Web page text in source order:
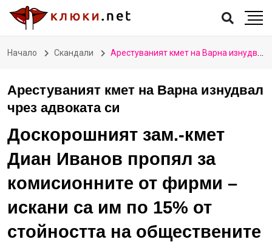
Начало Скандали Арестуваният кмет на Варна изнудвал чрез адвоката си
Арестуваният кмет на Варна изнудвал
чрез адвоката си
Доскорошният зам.-кмет
Диан Иванов пропял за
комисионните от фирми –
искани са им по 15% от
стойността на обществените